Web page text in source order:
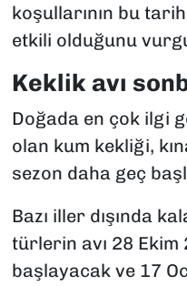
koşullarının bu
etkili olduğunu
Keklik avı
Doğada en çok ilgi
olan kum kekliği,
sezon daha geç
Bazı iller dışında
türlerin avı 28
başlayacak ve 17